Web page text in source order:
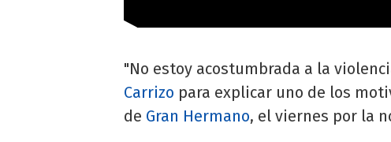
"No estoy acostumbrada a la
Carrizo para explicar uno de los
de Gran Hermano, el viernes por la